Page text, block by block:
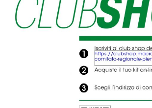
rivoluzioni"